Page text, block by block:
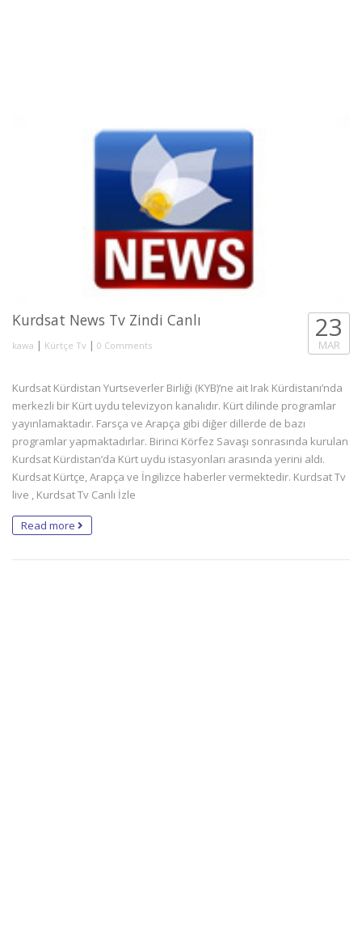
Kurdsat News Tv Zindi Canlı
kawa | Kürtçe Tv | 0 Comments
23
MAR
Kurdsat Kürdistan Yurtseverler Birliği (KYB)’ne ait Irak Kürdistanı’nda
merkezli bir Kürt uydu televizyon kanalıdır. Kürt dilinde programlar
yayınlamaktadır. Farsça ve Arapça gibi diğer dillerde de bazı
programlar yapmaktadırlar. Birinci Körfez Savaşı sonrasında kurulan
Kurdsat Kürdistan’da Kürt uydu istasyonları arasında yerini aldı.
Kurdsat Kürtçe, Arapça ve İngilizce haberler vermektedir. Kurdsat Tv
live , Kurdsat Tv Canlı İzle
Read more